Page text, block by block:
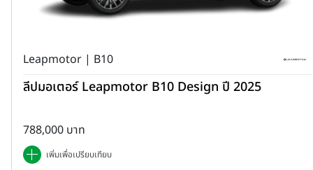
Leapmotor | B10
ลีปมอเตอร์ Leapmotor B10 Design ปี 2025
788,000 บาท
เพิ่มเพื่อเปรียบเทียบ